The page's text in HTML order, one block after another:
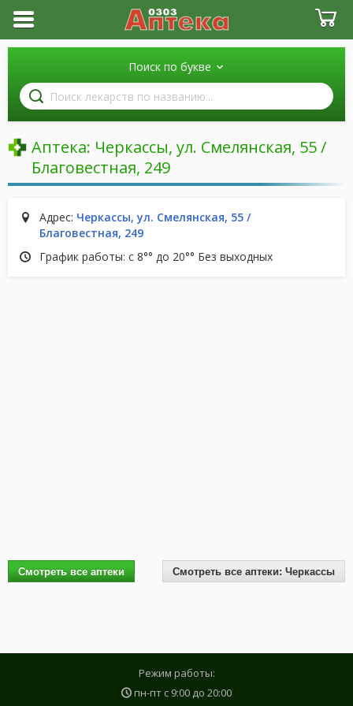
Поиск по букве
Поиск
лекарств
по
названию
Аптека: Черкассы, ул. Смелянская, 55 /
Благовестная, 249
Адрес: Черкассы, ул. Смелянская, 55 /
Благовестная, 249
График работы: с 8°° до 20°° Без выходных
Смотреть все аптеки Смотреть все аптеки: Черкассы
Режим работы:
пн-пт с 9:00 до 20:00